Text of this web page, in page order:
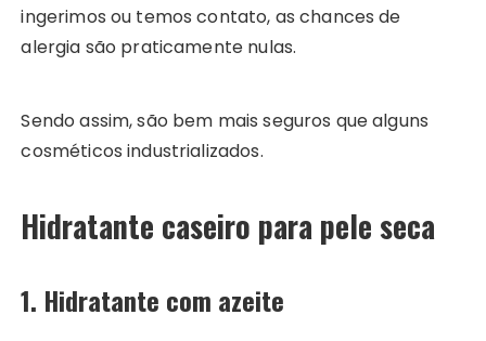
ingerimos ou temos contato, as chances de
alergia são praticamente nulas.
Sendo assim, são bem mais seguros que alguns
cosméticos industrializados.
Hidratante caseiro para pele seca
1. Hidratante com azeite